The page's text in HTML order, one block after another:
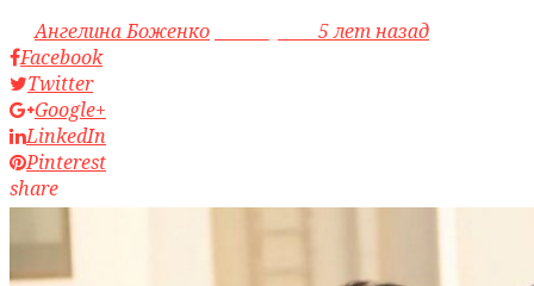
byАнгелина Боженко
5 лет назад
Facebook
Twitter
Google+
LinkedIn
Pinterest
share